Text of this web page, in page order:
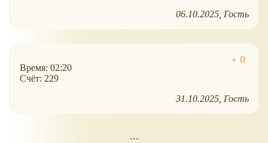
06.10.2025 Гость
Время: 02:20
Счёт: 229
31.10.2025 Гость
...